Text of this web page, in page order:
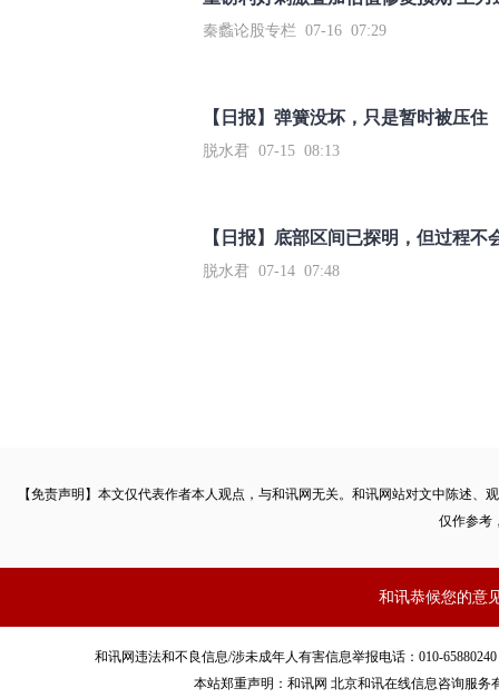
秦蠡论股专栏 07-16 07:29
【日报】弹簧没坏，只是暂时被压住
脱水君 07-15 08:13
【日报】底部区间已探明，但过程不
脱水君 07-14 07:48
【免责声明】本文仅代表作者本人观点，与和讯网无关。和讯网站对文中陈述
仅作参考
和讯恭候您的意
和讯网违法和不良信息/涉未成年人有害信息举报电话：010-
本站郑重声明：和讯网 北京和讯在线信息咨询服